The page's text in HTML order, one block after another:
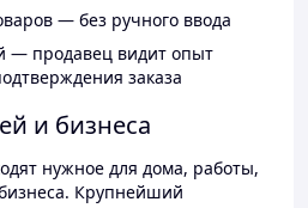
— без ручного ввода
— продавец видит опыт
заказа
и бизнеса
нужное для дома, работы,
Крупнейший